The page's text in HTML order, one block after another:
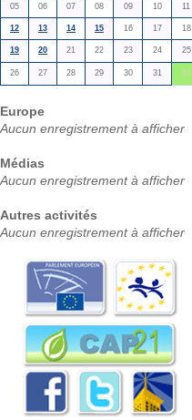
05 06 07 08 09 10 11
12 13 14 15 16 17 18
19 20 21 22 23 24 25
26 27 28 29 30 31 01
Europe
Aucun enregistrement à afficher
Médias
Aucun enregistrement à afficher
Autres activités
Aucun enregistrement à afficher